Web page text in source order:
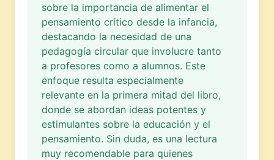
sobre la importancia de alimentar el
pensamiento crítico desde la infancia,
destacando la necesidad de una
pedagogía circular que involucre tanto
a profesores como a alumnos. Este
enfoque resulta especialmente
relevante en la primera mitad del libro,
donde se abordan ideas potentes y
estimulantes sobre la educación y el
pensamiento. Sin duda, es una lectura
muy recomendable para quienes